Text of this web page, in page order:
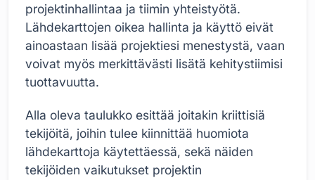
projektinhallintaa ja tiimin yhteistyötä.
Lähdekarttojen oikea hallinta ja käyttö eivät
ainoastaan lisää projektiesi menestystä, vaan
voivat myös merkittävästi lisätä kehitystiimisi
tuottavuutta.
Alla oleva taulukko esittää joitakin kriittisiä
tekijöitä, joihin tulee kiinnittää huomiota
lähdekarttoja käytettäessä, sekä näiden
tekijöiden vaikutukset projektin